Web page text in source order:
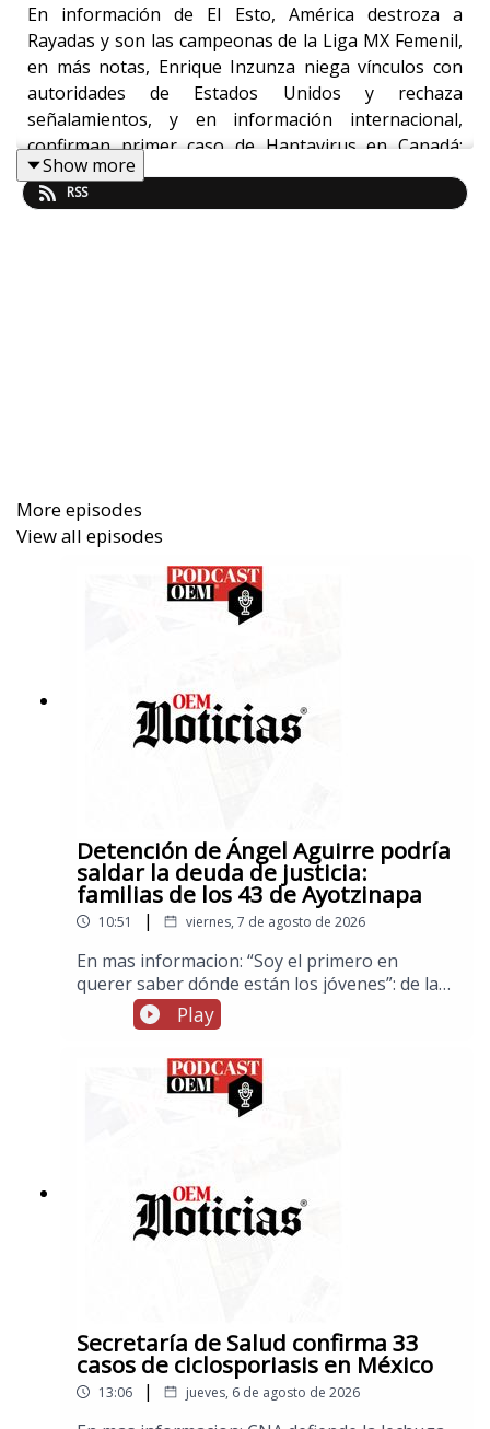
En información de El Esto, América destroza a
Rayadas y son las campeonas de la Liga MX Femenil,
en más notas, Enrique Inzunza niega vínculos con
autoridades de Estados Unidos y rechaza
señalamientos, y en información internacional,
confirman primer caso de Hantavirus en Canadá;
activan protocolos
Show more
RSS
More episodes
View all episodes
Detención de Ángel Aguirre podría
saldar la deuda de justicia:
familias de los 43 de Ayotzinapa
10:51 | viernes, 7 de agosto de 2026
En mas informacion: “Soy el primero en
querer saber dónde están los jóvenes”: de la
promesa a la detención de Ángel
AguirreSubsecretaria Raquel Serur Smeke
asistirá a la toma de posesión del nuevo
presidente de ColombiaFuerte explosión de
gas sacude la colonia Las Granjas en
Cuernavaca; hay 21 heridosGallardo anuncia
medallas de oro en Juegos Centroamericanos:
Delegación espectacularHoy inicia la Feria
Nacional Potosina, FENAPO 2026.
Play
Secretaría de Salud confirma 33
casos de ciclosporiasis en México
13:06 | jueves, 6 de agosto de 2026